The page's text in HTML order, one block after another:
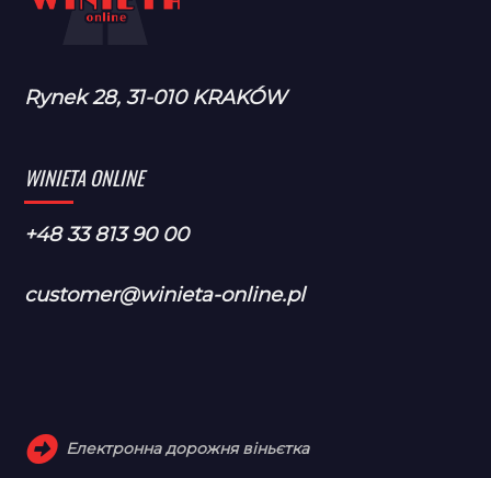
Rynek 28, 31-010 KRAKÓW
WINIETA ONLINE
+48 33 813 90 00
customer@winieta-online.pl
Електронна дорожня віньєтка